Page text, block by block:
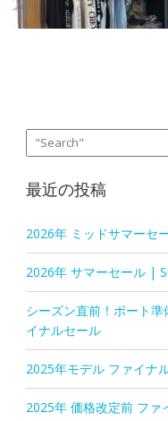
最近の投稿
2026年 ミッドサマーセ
2026年 サマーセール |
シーズン直前！ボート
イナルセール
2025年モデル ファイナ
2025年 価格改定前 ファ